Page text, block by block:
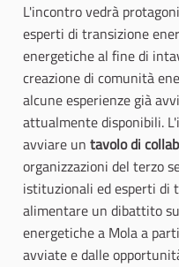
L'incontro vedrà
esperti di transizione
energetiche al fine di
creazione di comunità
alcune esperienze già
attualmente disponibili.
avviare un tavolo di
organizzazioni del terzo
istituzionali ed esperti di
alimentare un dibattito
energetiche a Mola a
avviate e dalle